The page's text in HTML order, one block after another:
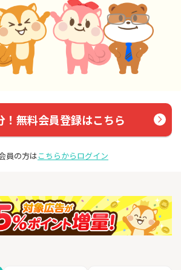
！無料会員登録はこちら
員の方はこちらからログイン